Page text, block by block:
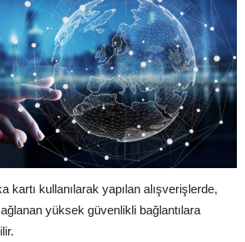
kartı kullanılarak yapılan alışverişlerde,
yüksek güvenlikli bağlantılara